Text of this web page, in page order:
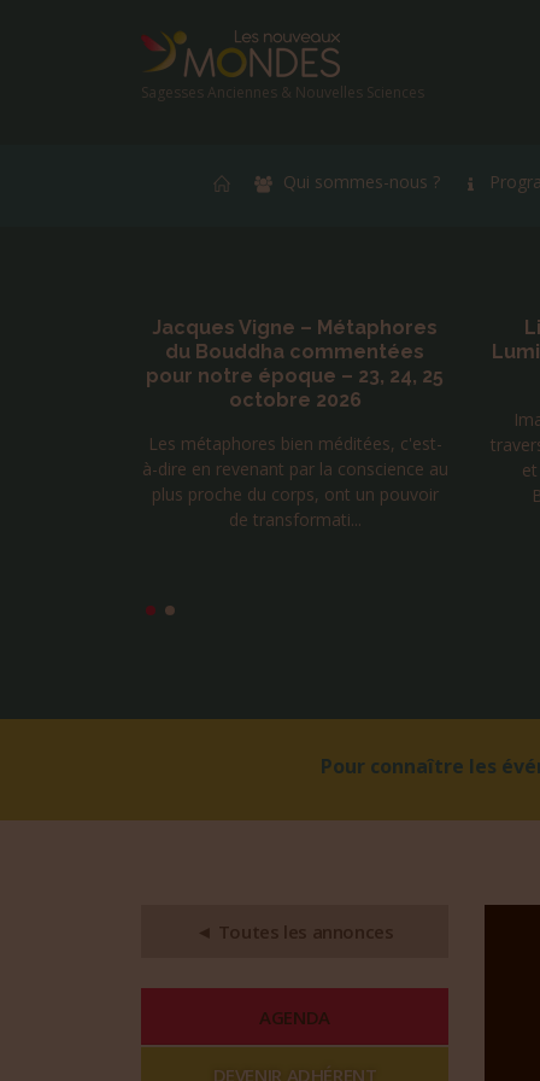
Sagesses Anciennes & Nouvelles Sciences
Qui sommes-nous ?
Jacques Vigne – Métaphores
du Bouddha commentées
pour notre époque – 23, 24, 25
octobre 2026
Les métaphores bien méditées, c'est-
à-dire en revenant par la conscience au
plus proche du corps, ont un pouvoir
de transformati...
Pour connaître les
◄ Toutes les annonces
AGENDA
DEVENIR ADHÉRENT